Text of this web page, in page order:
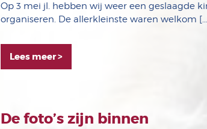
Op 3 mei jl. hebben wij weer een geslaagde
organiseren. De allerkleinste waren welkom
Lees meer >
De foto’s zijn binnen